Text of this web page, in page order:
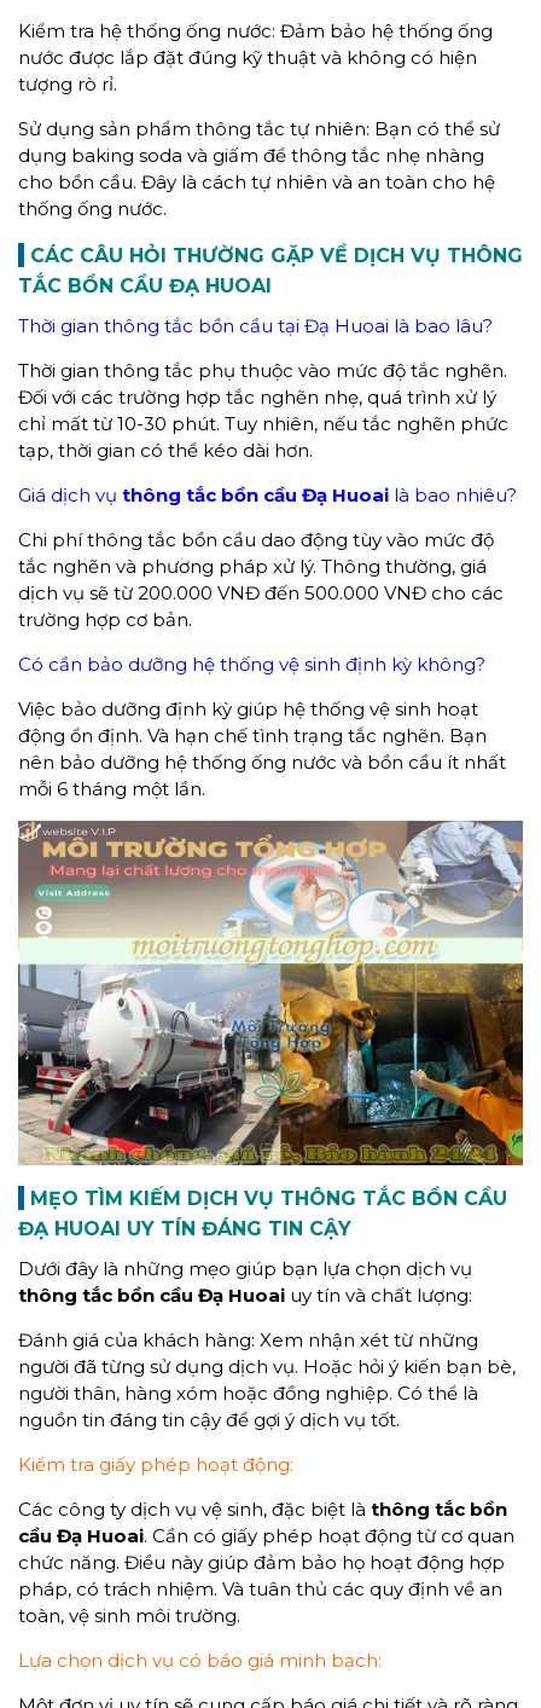
Kiểm tra hệ thống ống nước: Đảm bảo hệ thống ống
nước được lắp đặt đúng kỹ thuật và không có hiện
tượng rò rỉ.
Sử dụng sản phẩm thông tắc tự nhiên: Bạn có thể sử
dụng baking soda và giấm để thông tắc nhẹ nhàng
cho bồn cầu. Đây là cách tự nhiên và an toàn cho hệ
thống ống nước.
CÁC CÂU HỎI THƯỜNG GẶP VỀ DỊCH VỤ THÔNG
TẮC BỒN CẦU ĐẠ HUOAI
Thời gian thông tắc bồn cầu tại Đạ Huoai là bao lâu?
Thời gian thông tắc phụ thuộc vào mức độ tắc nghẽn.
Đối với các trường hợp tắc nghẽn nhẹ, quá trình xử lý
chỉ mất từ 10-30 phút. Tuy nhiên, nếu tắc nghẽn phức
tạp, thời gian có thể kéo dài hơn.
Giá dịch vụ thông tắc bồn cầu Đạ Huoai là bao nhiêu?
Chi phí thông tắc bồn cầu dao động tùy vào mức độ
tắc nghẽn và phương pháp xử lý. Thông thường, giá
dịch vụ sẽ từ 200.000 VNĐ đến 500.000 VNĐ cho các
trường hợp cơ bản.
Có cần bảo dưỡng hệ thống vệ sinh định kỳ không?
Việc bảo dưỡng định kỳ giúp hệ thống vệ sinh hoạt
động ổn định. Và hạn chế tình trạng tắc nghẽn. Bạn
nên bảo dưỡng hệ thống ống nước và bồn cầu ít nhất
mỗi 6 tháng một lần.
MẸO TÌM KIẾM DỊCH VỤ THÔNG TẮC BỒN CẦU
ĐẠ HUOAI UY TÍN ĐÁNG TIN CẬY
Dưới đây là những mẹo giúp bạn lựa chọn dịch vụ
thông tắc bồn cầu Đạ Huoai uy tín và chất lượng:
Đánh giá của khách hàng: Xem nhận xét từ những
người đã từng sử dụng dịch vụ. Hoặc hỏi ý kiến bạn bè,
người thân, hàng xóm hoặc đồng nghiệp. Có thể là
nguồn tin đáng tin cậy để gợi ý dịch vụ tốt.
Kiểm tra giấy phép hoạt động:
Các công ty dịch vụ vệ sinh, đặc biệt là thông tắc bồn
cầu Đạ Huoai. Cần có giấy phép hoạt động từ cơ quan
chức năng. Điều này giúp đảm bảo họ hoạt động hợp
pháp, có trách nhiệm. Và tuân thủ các quy định về an
toàn, vệ sinh môi trường.
Lựa chọn dịch vụ có báo giá minh bạch: